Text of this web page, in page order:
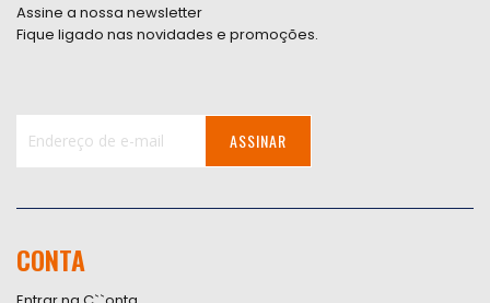
Assine a nossa newsletter
Fique ligado nas novidades e promoções.
Newsletter:
ASSINAR
CONTA